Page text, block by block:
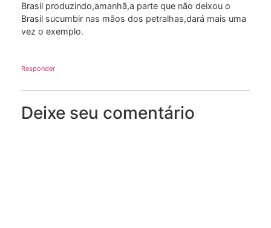
Brasil produzindo,amanhã,a parte que não deixou o
Brasil sucumbir nas mãos dos petralhas,dará mais uma
vez o exemplo.
Responder
Deixe seu comentário